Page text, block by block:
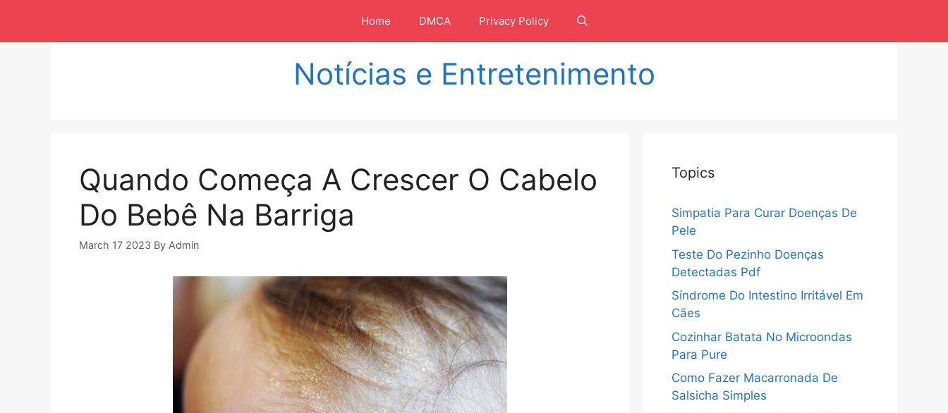
isi
Home DMCA Privacy Policy
Notícias e Entretenimento
Quando Começa A Crescer O Cabelo
Do Bebê Na Barriga
March 17 2023 By Admin
Topics
Simpatia Para Curar Doenças De
Pele
Teste Do Pezinho Doenças
Detectadas Pdf
Síndrome Do Intestino Irritável Em
Cães
Cozinhar Batata No Microondas
Para Pure
Como Fazer Macarronada De
Salsicha Simples